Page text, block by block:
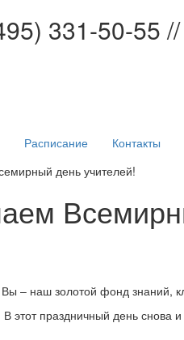
331-50-55
Расписание
Контакты
день учителей!
– наш золотой фонд знаний,
этот праздничный день снова